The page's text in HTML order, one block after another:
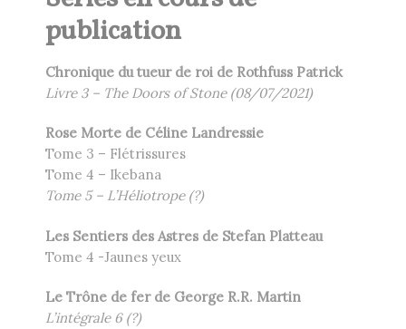
publication
Chronique du tueur de roi de Rothfuss Patrick
Livre 3 – The Doors of Stone (08/07/2021)
Rose Morte de Céline Landressie
Tome 3 – Flétrissures
Tome 4 – Ikebana
Tome 5 – L’Héliotrope (?)
Les Sentiers des Astres de Stefan Platteau
Tome 4 -Jaunes yeux
Le Trône de fer de George R.R. Martin
L’intégrale 6 (?)